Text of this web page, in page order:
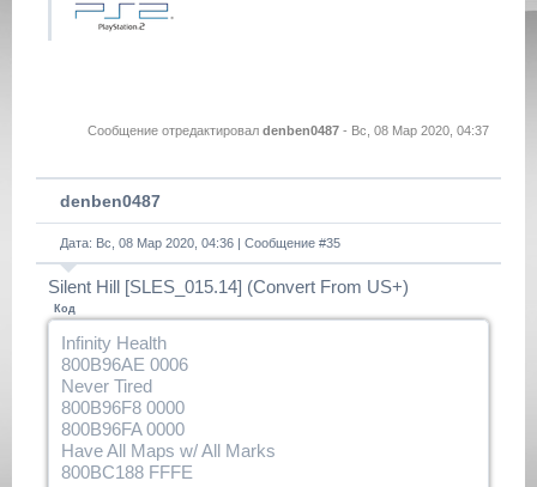
800B7DA4 0001
D00B1418 0008
800B8274 0001
Сообщение отредактировал denben0487 - Вс, 08 Мар 2020, 04:37
denben0487
Дата: Вс, 08 Мар 2020, 04:36 | Сообщение #35
Silent Hill [SLES_015.14] (Convert From US+)
Код
Infinity Health
800B96AE 0006
Never Tired
800B96F8 0000
800B96FA 0000
Have All Maps w/ All Marks
800BC188 FFFE